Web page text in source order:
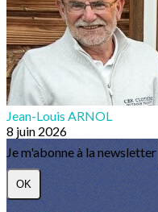
Jean-Louis ARNOL
8 juin 2026
Je m'abonne à la newsletter
OK